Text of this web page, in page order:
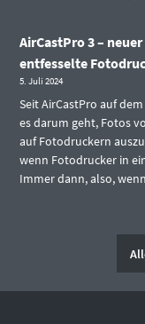
AirCastPro 3 –
entfesselte
5. Juli 2024
Seit AirCastPro auf
es darum geht, Fotos
auf Fotodruckern
wenn Fotodrucker in
Immer dann, also,